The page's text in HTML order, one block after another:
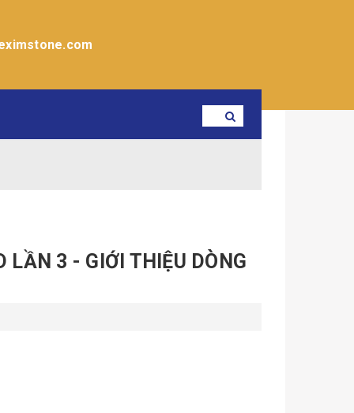
LẦN 3 - GIỚI THIỆU DÒNG